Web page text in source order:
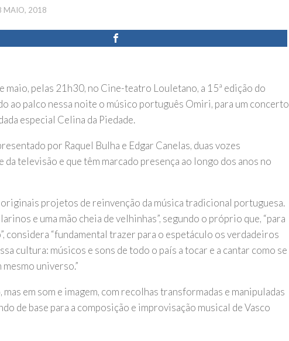
MAIO, 2018
maio, pelas 21h30, no Cine-teatro Louletano, a 15ª edição do
ao palco nessa noite o músico português Omiri, para um concerto
especial Celina da Piedade.
por Raquel Bulha e Edgar Canelas, duas vozes
da televisão e que têm marcado presença ao longo dos anos no
projetos de reinvenção da música tradicional portuguesa.
e uma mão cheia de velhinhas”, segundo o próprio que, “para
considera “fundamental trazer para o espetáculo os verdadeiros
cultura: músicos e sons de todo o país a tocar e a cantar como se
universo.”
mas em som e imagem, com recolhas transformadas e manipuladas
de base para a composição e improvisação musical de Vasco